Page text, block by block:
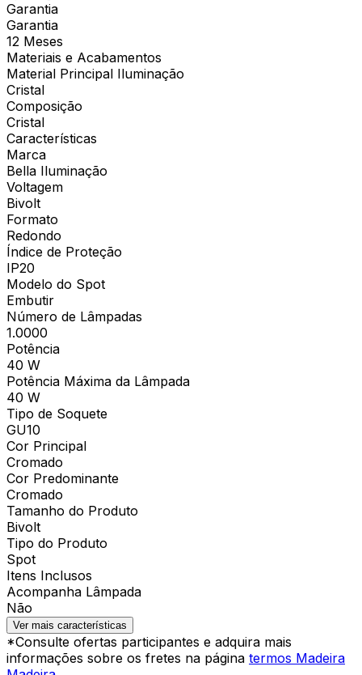
Garantia
Garantia
12 Meses
Materiais e Acabamentos
Material Principal Iluminação
Cristal
Composição
Cristal
Características
Marca
Bella Iluminação
Voltagem
Bivolt
Formato
Redondo
Índice de Proteção
IP20
Modelo do Spot
Embutir
Número de Lâmpadas
1.0000
Potência
40 W
Potência Máxima da Lâmpada
40 W
Tipo de Soquete
GU10
Cor Principal
Cromado
Cor Predominante
Cromado
Tamanho do Produto
Bivolt
Tipo do Produto
Spot
Itens Inclusos
Acompanha Lâmpada
Não
Ver mais características
*Consulte ofertas participantes e adquira mais
informações sobre os fretes na página termos Madeira